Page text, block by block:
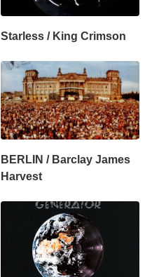
Starless / King Crimson
BERLIN / Barclay James
Harvest